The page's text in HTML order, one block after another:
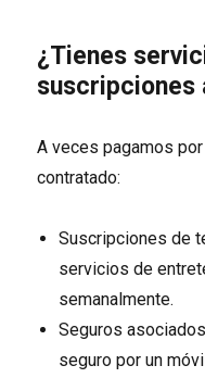
¿Tienes
suscripciones
A veces pagamos
contratado:
Suscripciones de
servicios de
semanalmente.
Seguros
seguro por un